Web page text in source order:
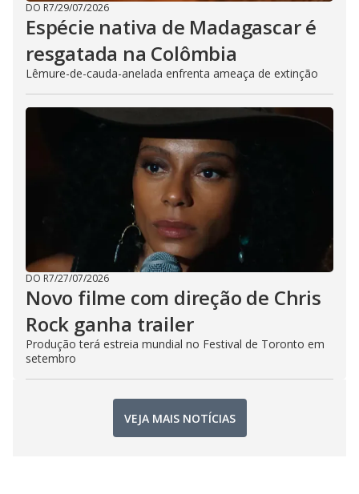
DO R7/29/07/2026
Espécie nativa de Madagascar é
resgatada na Colômbia
Lêmure-de-cauda-anelada enfrenta ameaça de extinção
DO R7/27/07/2026
Novo filme com direção de Chris
Rock ganha trailer
Produção terá estreia mundial no Festival de Toronto em
setembro
VEJA MAIS NOTÍCIAS